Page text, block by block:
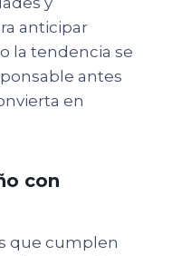
anticipar
la tendencia se
antes
en
con
que cumplen